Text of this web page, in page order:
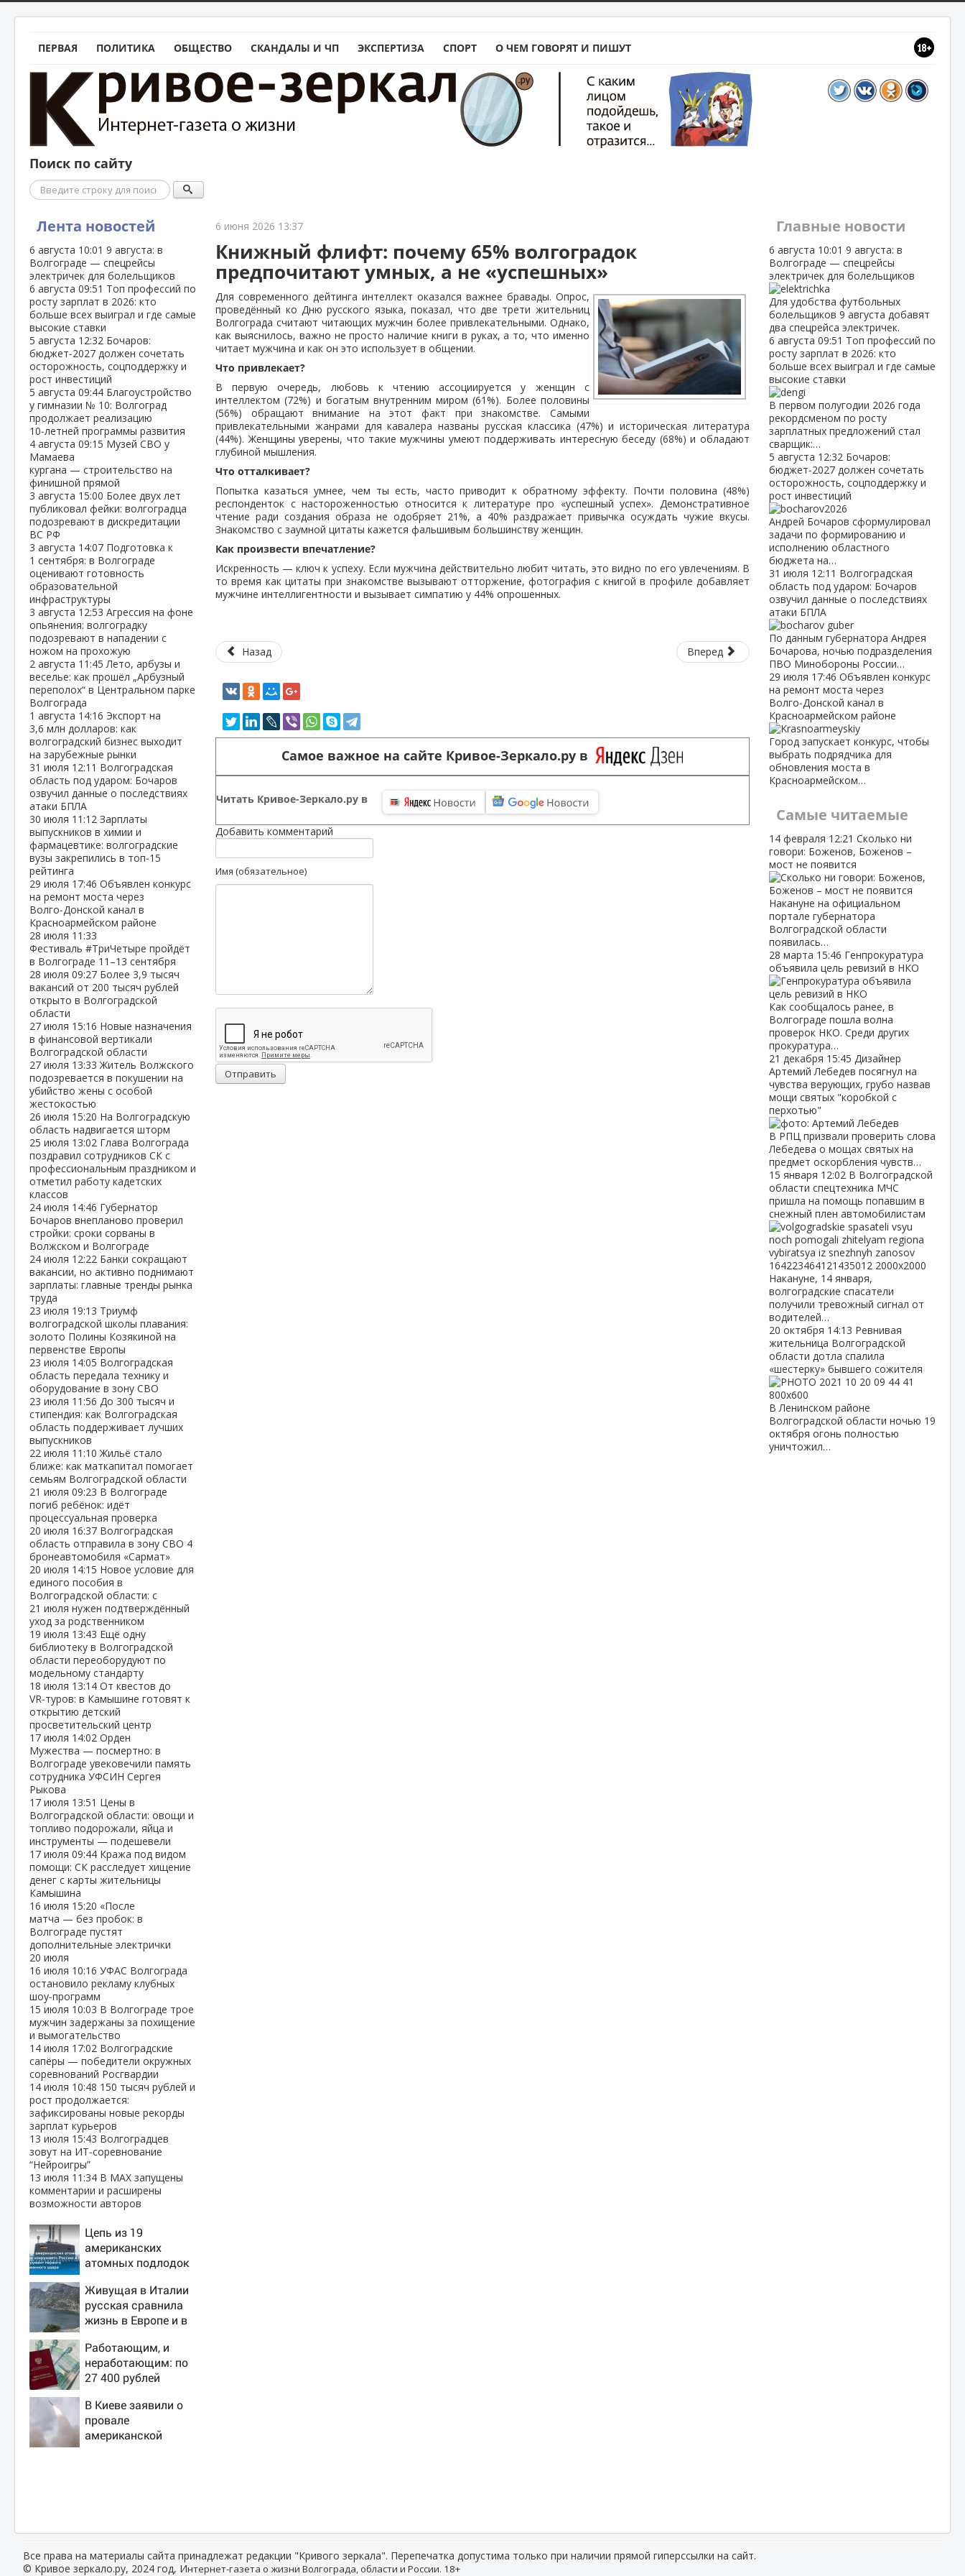
ПЕРВАЯ ПОЛИТИКА ОБЩЕСТВО СКАНДАЛЫ И ЧП ЭКСПЕРТИЗА СПОРТ О ЧЕМ ГОВОРЯТ И ПИШУТ
Поиск по сайту
Поиск
Лента новостей
6 августа 10:01 9 августа: в
Волгограде — спецрейсы
электричек для болельщиков
6 августа 09:51 Топ профессий по
росту зарплат в 2026: кто
больше всех выиграл и где самые
высокие ставки
5 августа 12:32 Бочаров:
бюджет‑2027 должен сочетать
осторожность, соцподдержку и
рост инвестиций
5 августа 09:44 Благоустройство
у гимназии № 10: Волгоград
продолжает реализацию
10‑летней программы развития
4 августа 09:15 Музей СВО у
Мамаева
кургана — строительство на
финишной прямой
3 августа 15:00 Более двух лет
публиковал фейки: волгоградца
подозревают в дискредитации
ВС РФ
3 августа 14:07 Подготовка к
1 сентября: в Волгограде
оценивают готовность
образовательной
инфраструктуры
3 августа 12:53 Агрессия на фоне
опьянения: волгоградку
подозревают в нападении с
ножом на прохожую
2 августа 11:45Лето, арбузы и
веселье: как прошёл „Арбузный
переполох“ в Центральном парке
Волгограда
1 августа 14:16 Экспорт на
3,6 млн долларов: как
волгоградский бизнес выходит
на зарубежные рынки
31 июля 12:11 Волгоградская
область под ударом: Бочаров
озвучил данные о последствиях
атаки БПЛА
30 июля 11:12 Зарплаты
выпускников в химии и
фармацевтике: волгоградские
вузы закрепились в топ‑15
рейтинга
29 июля 17:46 Объявлен конкурс
на ремонт моста через
Волго‑Донской канал в
Красноармейском районе
28 июля 11:33
Фестиваль #ТриЧетыре пройдёт
в Волгограде 11–13 сентября
28 июля 09:27 Более 3,9 тысяч
вакансий от 200 тысяч рублей
открыто в Волгоградской
области
27 июля 15:16 Новые назначения
в финансовой вертикали
Волгоградской области
27 июля 13:33Житель Волжского
подозревается в покушении на
убийство жены с особой
жестокостью
26 июля 15:20 На Волгоградскую
область надвигается шторм
25 июля 13:02 Глава Волгограда
поздравил сотрудников СК с
профессиональным праздником и
отметил работу кадетских
классов
24 июля 14:46 Губернатор
Бочаров внепланово проверил
стройки: сроки сорваны в
Волжском и Волгограде
24 июля 12:22 Банки сокращают
вакансии, но активно поднимают
зарплаты: главные тренды рынка
труда
23 июля 19:13 Триумф
волгоградской школы плавания:
золото Полины Козякиной на
первенстве Европы
23 июля 14:05 Волгоградская
область передала технику и
оборудование в зону СВО
23 июля 11:56 До 300 тысяч и
стипендия: как Волгоградская
область поддерживает лучших
выпускников
22 июля 11:10Жильё стало
ближе: как маткапитал помогает
семьям Волгоградской области
21 июля 09:23 В Волгограде
погиб ребёнок: идёт
процессуальная проверка
20 июля 16:37 Волгоградская
область отправила в зону СВО 4
бронеавтомобиля «Сармат»
20 июля 14:15 Новое условие для
единого пособия в
Волгоградской области: с
21 июля нужен подтверждённый
уход за родственником
19 июля 13:43 Ещё одну
библиотеку в Волгоградской
области переоборудуют по
модельному стандарту
18 июля 13:14 От квестов до
VR‑туров: в Камышине готовят к
открытию детский
просветительский центр
17 июля 14:02 Орден
Мужества — посмертно: в
Волгограде увековечили память
сотрудника УФСИН Сергея
Рыкова
17 июля 13:51 Цены в
Волгоградской области: овощи и
топливо подорожали, яйца и
инструменты — подешевели
17 июля 09:44 Кража под видом
помощи: СК расследует хищение
денег с карты жительницы
Камышина
16 июля 15:20 «После
матча — без пробок: в
Волгограде пустят
дополнительные электрички
20 июля
16 июля 10:16 УФАС Волгограда
остановило рекламу клубных
шоу‑программ
15 июля 10:03 В Волгограде трое
мужчин задержаны за похищение
и вымогательство
14 июля 17:02 Волгоградские
сапёры — победители окружных
соревнований Росгвардии
14 июля 10:48 150 тысяч рублей и
рост продолжается:
зафиксированы новые рекорды
зарплат курьеров
13 июля 15:43 Волгоградцев
зовут на ИТ‑соревнование
“Нейроигры”
13 июля 11:34 В МАХ запущены
комментарии и расширены
возможности авторов
Цепь из 19
американских
атомных подлодок
и Китай: это
инструмент первого
массированного
Живущая в Италии
русская сравнила
жизнь в Европе и в
Работающим, и
неработающим: по
27 400 рублей
в сентябре -
PrimaMedia.ru
В Киеве заявили о
провале
американской
6 июня 2026 13:37
Книжный флифт: почему 65% волгоградок
предпочитают умных, а не «успешных»
Для современного дейтинга интеллект оказался важнее бравады. Опрос,
проведённый ко Дню русского языка, показал, что две трети жительниц
Волгограда считают читающих мужчин более привлекательными. Однако,
как выяснилось, важно не просто наличие книги в руках, а то, что именно
читает мужчина и как он это использует в общении.
Что привлекает?
В первую очередь, любовь к чтению ассоциируется у женщин с
интеллектом (72%) и богатым внутренним миром (61%). Более половины
(56%) обращают внимание на этот факт при знакомстве. Самыми
привлекательными жанрами для кавалера названы русская классика (47%) и историческая литература
(44%). Женщины уверены, что такие мужчины умеют поддерживать интересную беседу (68%) и обладают
глубиной мышления.
Что отталкивает?
Попытка казаться умнее, чем ты есть, часто приводит к обратному эффекту. Почти половина (48%)
респонденток с настороженностью относится к литературе про «успешный успех». Демонстративное
чтение ради создания образа не одобряет 21%, а 40% раздражает привычка осуждать чужие вкусы.
Знакомство с заумной цитаты кажется фальшивым большинству женщин.
Как произвести впечатление?
Искренность — ключ к успеху. Если мужчина действительно любит читать, это видно по его увлечениям. В
то время как цитаты при знакомстве вызывают отторжение, фотография с книгой в профиле добавляет
мужчине интеллигентности и вызывает симпатию у 44% опрошенных.
Назад Вперед
Самое важное на сайте Кривое-Зеркало.ру в
Читать Кривое-Зеркало.ру в
Добавить комментарий
Имя (обязательное)
Отправить
Главные новости
6 августа 10:01 9 августа: в
Волгограде — спецрейсы
электричек для болельщиков
Для удобства футбольных
болельщиков 9 августа добавят
два спецрейса электричек.
6 августа 09:51 Топ профессий по
росту зарплат в 2026: кто
больше всех выиграл и где самые
высокие ставки
В первом полугодии 2026 года
рекордсменом по росту
зарплатных предложений стал
сварщик:…
5 августа 12:32 Бочаров:
бюджет‑2027 должен сочетать
осторожность, соцподдержку и
рост инвестиций
Андрей Бочаров сформулировал
задачи по формированию и
исполнению областного
бюджета на…
31 июля 12:11 Волгоградская
область под ударом: Бочаров
озвучил данные о последствиях
атаки БПЛА
По данным губернатора Андрея
Бочарова, ночью подразделения
ПВО Минобороны России…
29 июля 17:46 Объявлен конкурс
на ремонт моста через
Волго‑Донской канал в
Красноармейском районе
Город запускает конкурс, чтобы
выбрать подрядчика для
обновления моста в
Красноармейском…
Самые читаемые
14 февраля 12:21 Сколько ни
говори: Боженов, Боженов –
мост не появится
Накануне на официальном
портале губернатора
Волгоградской области
появилась…
28 марта 15:46 Генпрокуратура
объявила цель ревизий в НКО
Как сообщалось ранее, в
Волгограде пошла волна
проверок НКО. Среди других
прокуратура…
21 декабря 15:45 Дизайнер
Артемий Лебедев посягнул на
чувства верующих, грубо назвав
мощи святых "коробкой с
перхотью"
В РПЦ призвали проверить слова
Лебедева о мощах святых на
предмет оскорбления чувств…
15 января 12:02 В Волгоградской
области спецтехника МЧС
пришла на помощь попавшим в
снежный плен автомобилистам
Накануне, 14 января,
волгоградские спасатели
получили тревожный сигнал от
водителей…
20 октября 14:13 Ревнивая
жительница Волгоградской
области дотла спалила
«шестерку» бывшего сожителя
В Ленинском районе
Волгоградской области ночью 19
октября огонь полностью
уничтожил…
Все права на материалы сайта принадлежат редакции "Кривого зеркала". Перепечатка допустима только при наличии прямой гиперссылки на сайт.
© Кривое зеркало.ру, 2024 год, Интернет-газета о жизни Волгограда, области и России. 18+